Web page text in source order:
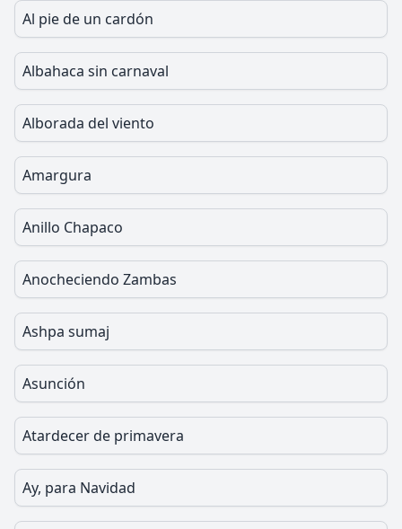
Al pie de un cardón
Albahaca sin carnaval
Alborada del viento
Amargura
Anillo Chapaco
Anocheciendo Zambas
Ashpa sumaj
Asunción
Atardecer de primavera
Ay, para Navidad